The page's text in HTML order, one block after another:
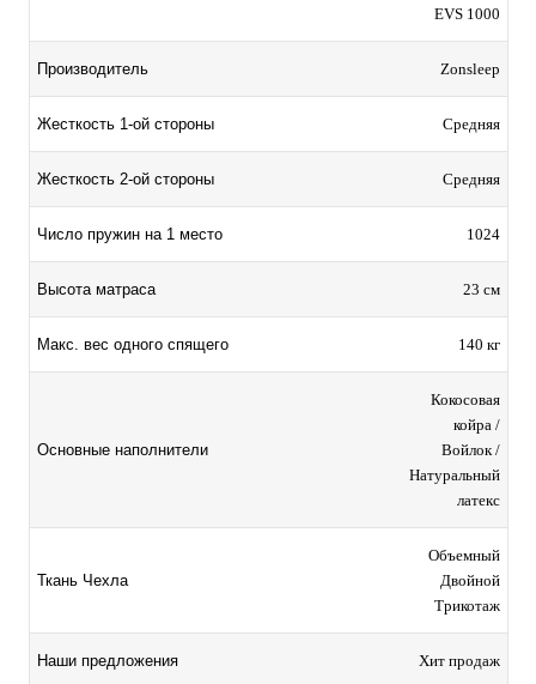
EVS 1000
Производитель Zonsleep
Жесткость 1-ой стороны Средняя
Жесткость 2-ой стороны Средняя
Число пружин на 1 место 1024
Высота матраса 23 см
Макс. вес одного спящего 140 кг
Основные наполнители
Кокосовая
койра /
Войлoк /
Натуральный
латекс
Ткань Чехла
Объемный
Двойной
Трикотаж
Наши предложения Хит продаж